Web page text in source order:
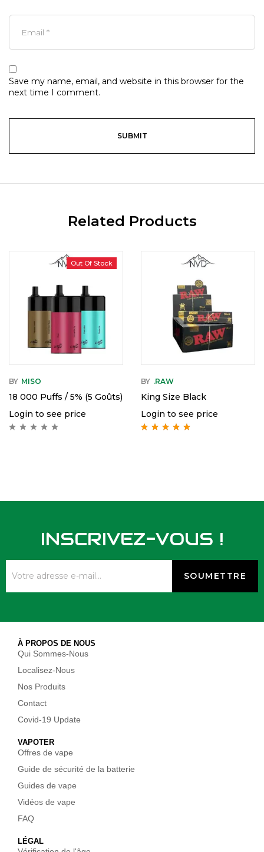
Save my name, email, and website in this browser for the
next time I comment.
Related Products
Out Of Stock
BY MISO
18 000 Puffs / 5% (5 Goûts)
Login to see price
BY .RAW
King Size Black
Login to see price
INSCRIVEZ-VOUS !
À PROPOS DE NOUS
Qui Sommes-Nous
Localisez-Nous
Nos Produits
Contact
Covid-19 Update
VAPOTER
Offres de vape
Guide de sécurité de la batterie
Guides de vape
Vidéos de vape
FAQ
LÉGAL